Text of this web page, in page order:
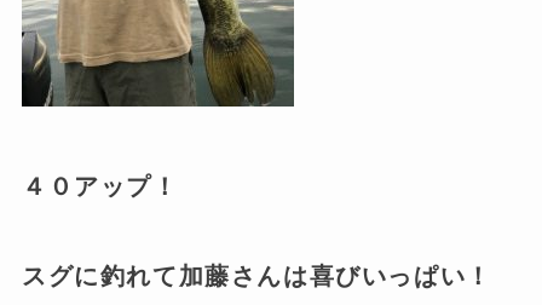
４０アップ！
スグに釣れて加藤さんは喜びいっぱい！